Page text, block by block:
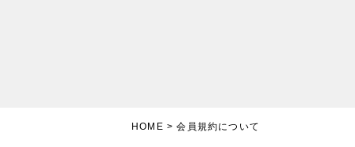
HOME 会員規約について